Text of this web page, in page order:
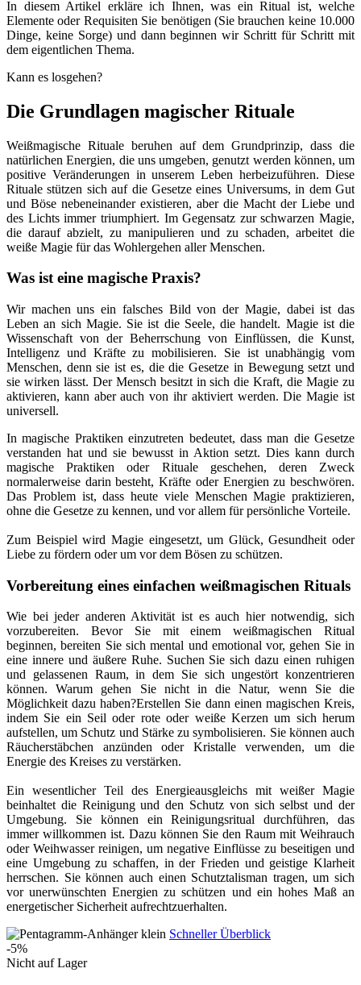
In diesem Artikel erkläre ich Ihnen, was ein Ritual ist, welche
Elemente oder Requisiten Sie benötigen (Sie brauchen keine 10.000
Dinge, keine Sorge) und dann beginnen wir Schritt für Schritt mit
dem eigentlichen Thema.
Kann es losgehen?
Die Grundlagen magischer Rituale
Weißmagische Rituale beruhen auf dem Grundprinzip, dass die
natürlichen Energien, die uns umgeben, genutzt werden können, um
positive Veränderungen in unserem Leben herbeizuführen. Diese
Rituale stützen sich auf die Gesetze eines Universums, in dem Gut
und Böse nebeneinander existieren, aber die Macht der Liebe und
des Lichts immer triumphiert. Im Gegensatz zur schwarzen Magie,
die darauf abzielt, zu manipulieren und zu schaden, arbeitet die
weiße Magie für das Wohlergehen aller Menschen.
Was ist eine magische Praxis?
Wir machen uns ein falsches Bild von der Magie, dabei ist das
Leben an sich Magie. Sie ist die Seele, die handelt. Magie ist die
Wissenschaft von der Beherrschung von Einflüssen, die Kunst,
Intelligenz und Kräfte zu mobilisieren. Sie ist unabhängig vom
Menschen, denn sie ist es, die die Gesetze in Bewegung setzt und
sie wirken lässt. Der Mensch besitzt in sich die Kraft, die Magie zu
aktivieren, kann aber auch von ihr aktiviert werden. Die Magie ist
universell.
In magische Praktiken einzutreten bedeutet, dass man die Gesetze
verstanden hat und sie bewusst in Aktion setzt. Dies kann durch
magische Praktiken oder Rituale geschehen, deren Zweck
normalerweise darin besteht, Kräfte oder Energien zu beschwören.
Das Problem ist, dass heute viele Menschen Magie praktizieren,
ohne die Gesetze zu kennen, und vor allem für persönliche Vorteile.
Zum Beispiel wird Magie eingesetzt, um Glück, Gesundheit oder
Liebe zu fördern oder um vor dem Bösen zu schützen.
Vorbereitung eines einfachen weißmagischen Rituals
Wie bei jeder anderen Aktivität ist es auch hier notwendig, sich
vorzubereiten. Bevor Sie mit einem weißmagischen Ritual
beginnen, bereiten Sie sich mental und emotional vor, gehen Sie in
eine innere und äußere Ruhe. Suchen Sie sich dazu einen ruhigen
und gelassenen Raum, in dem Sie sich ungestört konzentrieren
können. Warum gehen Sie nicht in die Natur, wenn Sie die
Möglichkeit dazu haben?Erstellen Sie dann einen magischen Kreis,
indem Sie ein Seil oder rote oder weiße Kerzen um sich herum
aufstellen, um Schutz und Stärke zu symbolisieren. Sie können auch
Räucherstäbchen anzünden oder Kristalle verwenden, um die
Energie des Kreises zu verstärken.
Ein wesentlicher Teil des Energieausgleichs mit weißer Magie
beinhaltet die Reinigung und den Schutz von sich selbst und der
Umgebung. Sie können ein Reinigungsritual durchführen, das
immer willkommen ist. Dazu können Sie den Raum mit Weihrauch
oder Weihwasser reinigen, um negative Einflüsse zu beseitigen und
eine Umgebung zu schaffen, in der Frieden und geistige Klarheit
herrschen. Sie können auch einen Schutztalisman tragen, um sich
vor unerwünschten Energien zu schützen und ein hohes Maß an
energetischer Sicherheit aufrechtzuerhalten.
Schneller Überblick
-5%
Nicht auf Lager